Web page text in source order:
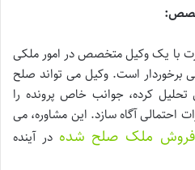
با یک وکیل متخصص در امور ملکی
برخوردار است. وکیل می تواند صلح
تحلیل کرده، جوانب خاص پرونده را
احتمالی آگاه سازد. این مشاوره، می
ملک صلح شده در آینده